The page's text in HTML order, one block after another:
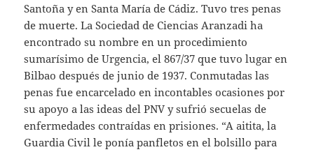
Santoña y en Santa María de Cádiz. Tuvo tres penas
de muerte. La Sociedad de Ciencias Aranzadi ha
encontrado su nombre en un procedimiento
sumarísimo de Urgencia, el 867/37 que tuvo lugar en
Bilbao después de junio de 1937. Conmutadas las
penas fue encarcelado en incontables ocasiones por
su apoyo a las ideas del PNV y sufrió secuelas de
enfermedades contraídas en prisiones. “A aitita, la
Guardia Civil le ponía panfletos en el bolsillo para